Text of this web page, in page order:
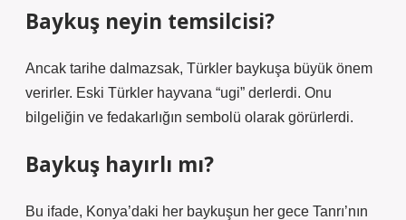
Baykuş neyin temsilcisi?
Ancak tarihe dalmazsak, Türkler baykuşa büyük önem
verirler. Eski Türkler hayvana “ugi” derlerdi. Onu
bilgeliğin ve fedakarlığın sembolü olarak görürlerdi.
Baykuş hayırlı mı?
Bu ifade, Konya’daki her baykuşun her gece Tanrı’nın